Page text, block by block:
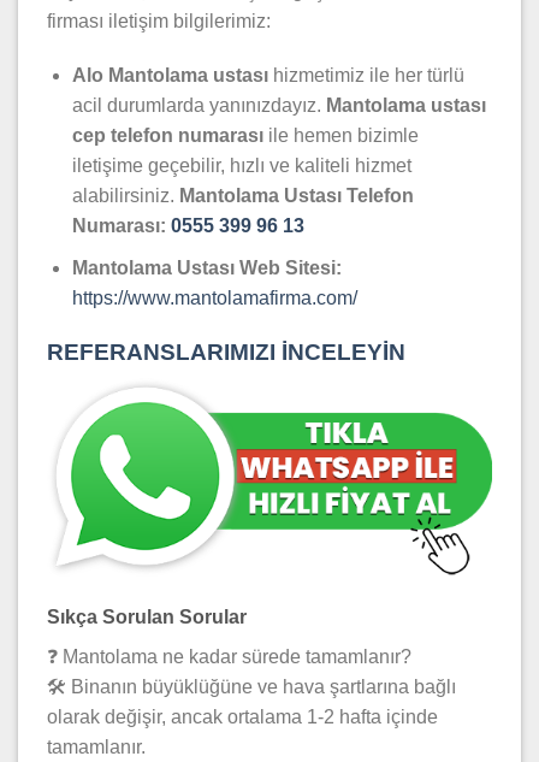
firması iletişim bilgilerimiz:
Alo Mantolama ustasıhizmetimiz ile her türlü
acil durumlarda yanınızdayız. Mantolama ustası
cep telefon numarasıile hemen bizimle
iletişime geçebilir, hızlı ve kaliteli hizmet
alabilirsiniz. Mantolama Ustası Telefon
Numarası: 0555 399 96 13
Mantolama Ustası Web Sitesi:
https://www.mantolamafirma.com/
REFERANSLARIMIZI İNCELEYİN
Sıkça Sorulan Sorular
❓ Mantolama ne kadar sürede tamamlanır?
🛠 Binanın büyüklüğüne ve hava şartlarına bağlı
olarak değişir, ancak ortalama 1-2 hafta içinde
tamamlanır.